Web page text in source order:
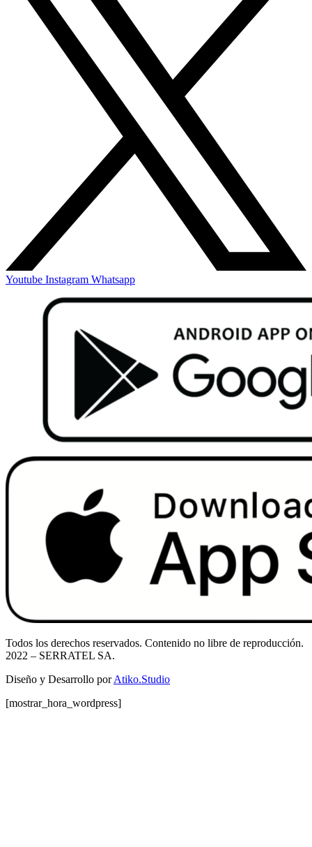
Youtube Instagram Whatsapp
Todos los derechos reservados. Contenido no libre de reproducción.
2022 – SERRATEL SA.
Diseño y Desarrollo porAtiko.Studio
[mostrar_hora_wordpress]